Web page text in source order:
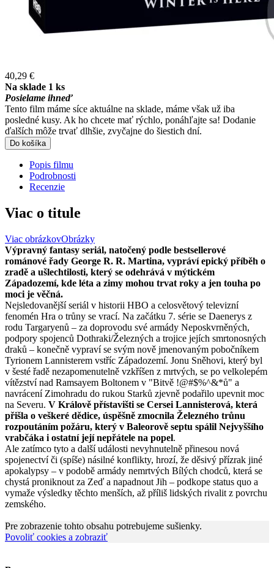
40,29 €
Na sklade 1 ks
Posielame ihneď
Tento film máme síce aktuálne na sklade, máme však už iba
posledné kusy. Ak ho chcete mať rýchlo, ponáhľajte sa! Dodanie
ďalších môže trvať dlhšie, zvyčajne do šiestich dní.
Do košíka
Popis filmu
Podrobnosti
Recenzie
Viac o titule
Viac obrázkovObrázky
Výpravný fantasy seriál, natočený podle bestsellerové
románové řady George R. R. Martina, vypráví epický příběh o
zradě a ušlechtilosti, který se odehrává v mýtickém
Západozemí, kde léta a zimy mohou trvat roky a jen touha po
moci je věčná.
Nejsledovanější seriál v historii HBO a celosvětový televizní
fenomén Hra o trůny se vrací. Na začátku 7. série se Daenerys z
rodu Targaryenů – za doprovodu své armády Neposkvrněných,
podpory spojenců Dothraki/Železných a trojice jejích smrtonosných
draků – konečně vypraví se svým nově jmenovaným pobočníkem
Tyrionem Lannisterem vstříc Západozemí. Jonu Sněhovi, který byl
v šesté řadě nezapomenutelně vzkříšen z mrtvých, se po velkolepém
vítězství nad Ramsayem Boltonem v "Bitvě !@#$%^&*ů" a
navrácení Zimohradu do rukou Starků zjevně podařilo upevnit moc
na Severu. V Králově přístavišti se Cersei Lannisterová, která
přišla o veškeré dědice, úspěšně zmocnila Železného trůnu
rozpoutáním požáru, který v Baleorově septu spálil Nejvyššího
vrabčáka i ostatní její nepřátele na popel.
Ale zatímco tyto a další události nevyhnutelně přinesou nová
spojenectví či (spíše) násilné konflikty, hrozí, že děsivý přízrak jiné
apokalypsy – v podobě armády nemrtvých Bílých chodců, která se
chystá proniknout za Zeď a napadnout Jih – podkope status quo a
vymaže výsledky těchto menších, až příliš lidských rivalit z povrchu
zemského.
Pre zobrazenie tohto obsahu potrebujeme sušienky.
Povoliť cookies a zobraziť